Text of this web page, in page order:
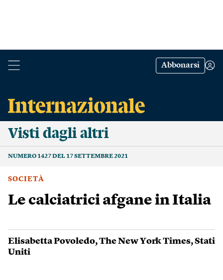
Abbonarsi
Visti dagli altri
NUMERO 1427 DEL 17 SETTEMBRE 2021
SOCIETÀ
Le calciatrici afgane in Italia
Elisabetta Povoledo,The New York Times,Stati
Uniti